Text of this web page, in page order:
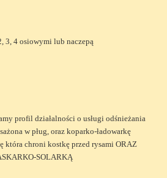
3, 4 osiowymi lub naczepą
profil działalności o usługi odśnieżania
w pług, oraz koparko-ładowarkę
która chroni kostkę przed rysami ORAZ
SOLARKĄ